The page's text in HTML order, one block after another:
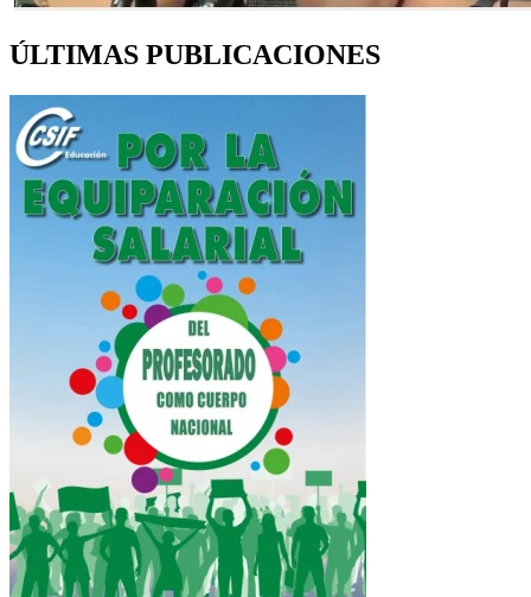
ÚLTIMAS PUBLICACIONES